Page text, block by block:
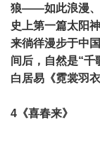
狼——如此浪漫、
史上第一篇太阳
来徜徉漫步于中
间后，自然是“千
白居易《霓裳羽衣
4《喜春来》